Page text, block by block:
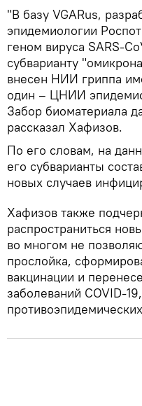
"В базу VGARus,
эпидемиологии
геном вируса SARS-
субварианту
внесен НИИ гриппа
один – ЦНИИ
Забор биоматериала
рассказал Хафизов.
По его словам, на
его субварианты
новых случаев
Хафизов также
распространиться
во многом не
прослойка,
вакцинации и
заболеваний COVID-